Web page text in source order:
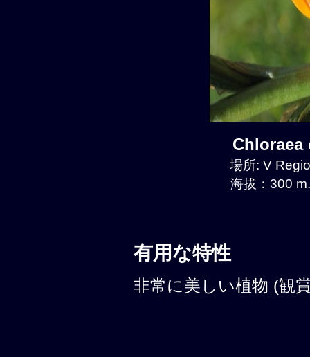
Chloraea
場所: V
海拔：300
有用な特性
非常に美しい植物 (観